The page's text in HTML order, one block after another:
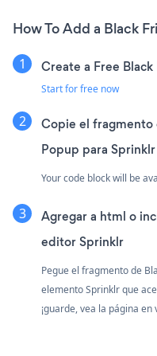
How To Add a Black
Create a Free
Start for free now
Copie el fragmento
Popup para Sprinklr
Your code block will be
Agregar a html o
editor Sprinklr
Pegue el fragmento de
elemento Sprinklr que
¡guarde, vea la página